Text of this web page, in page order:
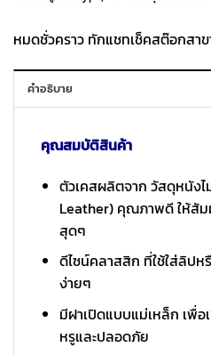
1,390 ฿.
หมดชั่วคราว ทักแชทเช็คสต๊อกสาข
คำอธิบาย
คุณสมบัติสินค้า
ตัวเคสผลิตจาก วัสดุหนังไ
Leather) คุณภาพดี ให้สั
สุดๆ
ดีไซน์คลาสสิก ที่ใช้ใส่ลิปห
ง่ายๆ
มีฝาเปิดแบบแม่เหล็ก เพื่อ
หรูและปลอดภัย